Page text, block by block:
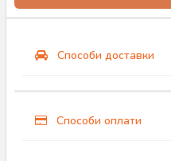
Способи доставки
Способи оплати